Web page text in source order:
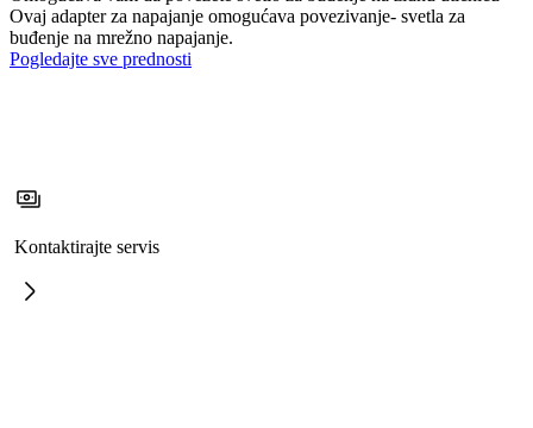
Ovaj adapter za napajanje omogućava povezivanje- svetla za
buđenje na mrežno napajanje.
Pogledajte sve prednosti
Kontaktirajte servis